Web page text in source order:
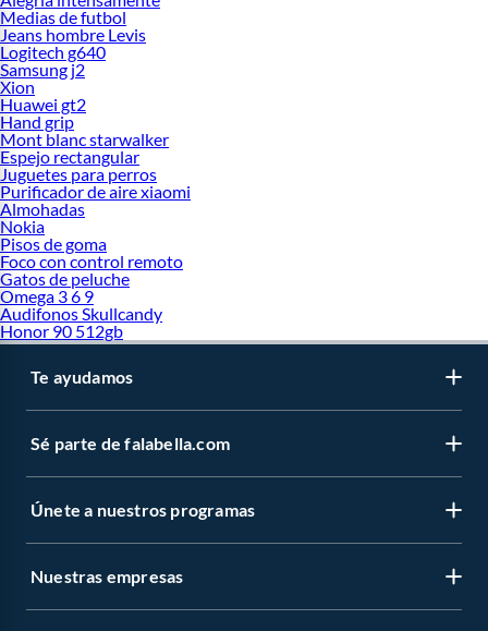
Medias de futbol
Jeans hombre Levis
Logitech g640
Samsung j2
Xion
Huawei gt2
Hand grip
Mont blanc starwalker
Espejo rectangular
Juguetes para perros
Purificador de aire xiaomi
Almohadas
Nokia
Pisos de goma
Foco con control remoto
Gatos de peluche
Omega 3 6 9
Audifonos Skullcandy
Honor 90 512gb
Te ayudamos
Sé parte de falabella.com
Únete a nuestros programas
Nuestras empresas